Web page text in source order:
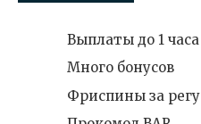
Выплаты до 1 часа
Много бонусов
Фриспины за регу